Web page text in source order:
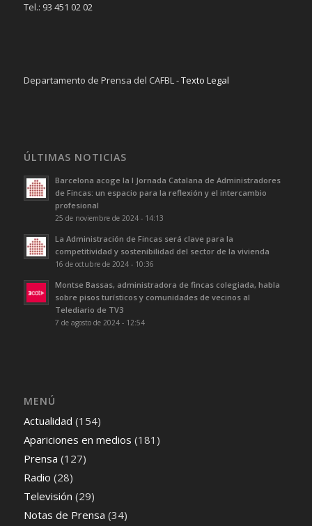
Tel.: 93 451 02 02
Departamento de Prensa del CAFBL -Texto Legal
ÚLTIMAS NOTICIAS
Barcelona acoge la I Jornada Catalana de Administradores
de Fincas: un espacio para la reflexión y el intercambio
profesional
25 de noviembre de 2024 - 14:13
La Administración de Fincas será clave para la
competitividad y sostenibilidad del sector de la vivienda
16 de octubre de 2024 - 10:36
Montse Bassas, administradora de fincas colegiada, habla
sobre pisos turísticos y comunidades de vecinos al
Telediario de TV3
7 de agosto de 2024 - 12:54
MENÚ
Actualidad (154)
Apariciones en medios (181)
Prensa (127)
Radio (28)
Televisión (29)
Notas de Prensa (34)